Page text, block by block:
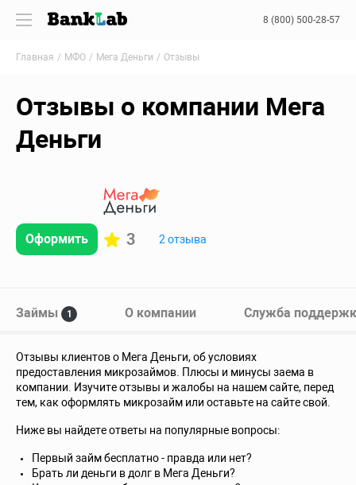
8 (800) 500-28-57
Главная МФО Мега Деньги Отзывы
Отзывы о компании Мега
Деньги
Оформить 3 2 отзыва
Займы 1 О компании Служба
Отзывы клиентов о Мега Деньги, об условиях
предоставления микрозаймов. Плюсы и минусы заема в
компании. Изучите отзывы и жалобы на нашем сайте, перед
тем, как оформлять микрозайм или оставьте на сайте свой.
Ниже вы найдете ответы на популярные вопросы:
Первый займ бесплатно - правда или нет?
Брать ли деньги в долг в Мега Деньги?